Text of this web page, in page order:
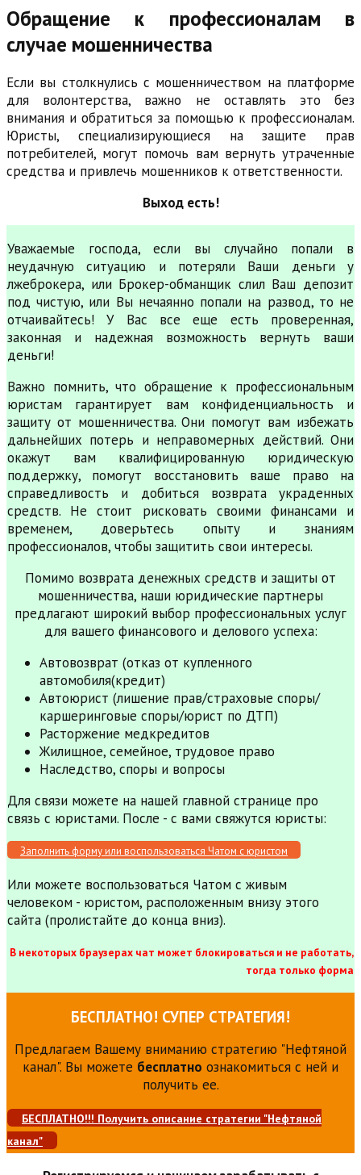
Обращение к профессионалам в
случае мошенничества
Если вы столкнулись с мошенничеством на платформе
для волонтерства, важно не оставлять это без
внимания и обратиться за помощью к профессионалам.
Юристы, специализирующиеся на защите прав
потребителей, могут помочь вам вернуть утраченные
средства и привлечь мошенников к ответственности.
Выход есть!
Уважаемые господа, если вы случайно попали в
неудачную ситуацию и потеряли Ваши деньги у
лжеброкера, или Брокер-обманщик слил Ваш депозит
под чистую, или Вы нечаянно попали на развод, то не
отчаивайтесь! У Вас все еще есть проверенная,
законная и надежная возможность вернуть ваши
деньги!
Важно помнить, что обращение к профессиональным
юристам гарантирует вам конфиденциальность и
защиту от мошенничества. Они помогут вам избежать
дальнейших потерь и неправомерных действий. Они
окажут вам квалифицированную юридическую
поддержку, помогут восстановить ваше право на
справедливость и добиться возврата украденных
средств. Не стоит рисковать своими финансами и
временем, доверьтесь опыту и знаниям
профессионалов, чтобы защитить свои интересы.
Помимо возврата денежных средств и защиты от
мошенничества, наши юридические партнеры
предлагают широкий выбор профессиональных услуг
для вашего финансового и делового успеха:
Автовозврат (отказ от купленного
автомобиля(кредит)
Автоюрист (лишение прав/страховые споры/
каршеринговые споры/юрист по ДТП)
Расторжение медкредитов
Жилищное, семейное, трудовое право
Наследство, споры и вопросы
Для связи можете на нашей главной странице про
связь с юристами. После - с вами свяжутся юристы:
Заполнить форму или воспользоваться Чатом с юристом
Или можете воспользоваться Чатом с живым
человеком - юристом, расположенным внизу этого
сайта (пролистайте до конца вниз).
В некоторых браузерах чат может блокироваться и не работать,
тогда только форма
БЕСПЛАТНО! СУПЕР СТРАТЕГИЯ!
Предлагаем Вашему вниманию стратегию "Нефтяной
канал". Вы можете бесплатно ознакомиться с ней и
получить ее.
БЕСПЛАТНО!!! Получить описание стратегии "Нефтяной
канал"